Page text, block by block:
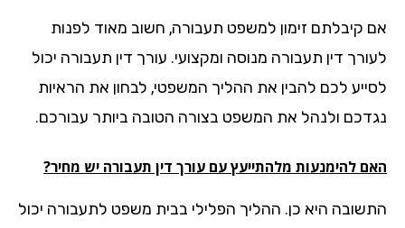
קיבלתם זימון למשפט תעבורה, חשוב מאוד לפנות
דין תעבורה מנוסה ומקצועי. עורך דין תעבורה יכול
לכם להבין את ההליך המשפטי, לבחון את הראיות
ולנהל את המשפט בצורה הטובה ביותר עבורכם.
להימנעות מלהתייעץ עם עורך דין תעבורה יש מחיר?
היא כן. ההליך הפלילי בבית משפט לתעבורה יכול